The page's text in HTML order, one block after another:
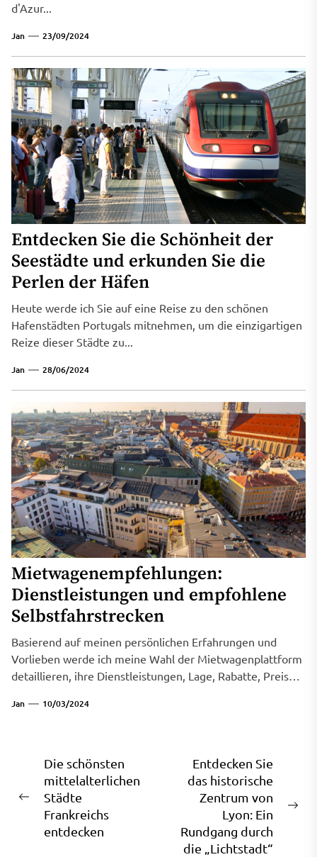
d'Azur...
Jan 23/09/2024
Entdecken Sie die Schönheit der
Seestädte und erkunden Sie die
Perlen der Häfen
Heute werde ich Sie auf eine Reise zu den schönen
Hafenstädten Portugals mitnehmen, um die einzigartigen
Reize dieser Städte zu...
Jan 28/06/2024
Mietwagenempfehlungen:
Dienstleistungen und empfohlene
Selbstfahrstrecken
Basierend auf meinen persönlichen Erfahrungen und
Vorlieben werde ich meine Wahl der Mietwagenplattform
detaillieren, ihre Dienstleistungen, Lage, Rabatte, Preise,
Jan 10/03/2024
Beitragsnavigation
Previous
post:
Die schönsten
mittelalterlichen
Städte
Frankreichs
entdecken
Entdecken Sie
das historische
Zentrum von
Lyon: Ein
Rundgang durch
die „Lichtstadt“